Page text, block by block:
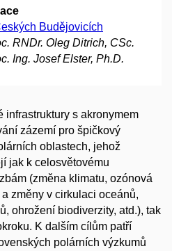
Budějovicích
RNDr. Oleg Ditrich, CSc.
Ing. Josef Elster, Ph.D.
infrastruktury s akronymem
zázemí pro špičkový
oblastech, jehož
jak k celosvětovému
(změna klimatu, ozónová
změny v cirkulaci oceánů,
ohrožení biodiverzity, atd.), tak
K dalším cílům patří
polárních výzkumů